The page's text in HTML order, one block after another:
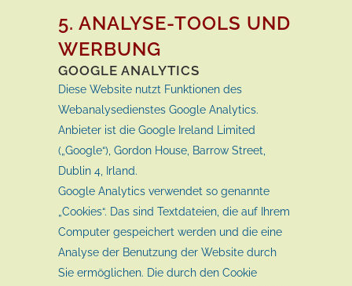
5. ANALYSE-TOOLS UND
WERBUNG
GOOGLE ANALYTICS
Diese Website nutzt Funktionen des
Webanalysedienstes Google Analytics.
Anbieter ist die Google Ireland Limited
(„Google“), Gordon House, Barrow Street,
Dublin 4, Irland.
Google Analytics verwendet so genannte
„Cookies“. Das sind Textdateien, die auf Ihrem
Computer gespeichert werden und die eine
Analyse der Benutzung der Website durch
Sie ermöglichen. Die durch den Cookie